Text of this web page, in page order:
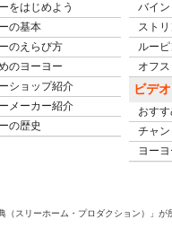
をはじめよう
の基本
のえらび方
のヨーヨー
ショップ紹介
メーカー紹介
の歴史
バイ
スト
ルー
オフ
ビデ
おす
チャ
ヨー
（スリーホーム・プロダクション）